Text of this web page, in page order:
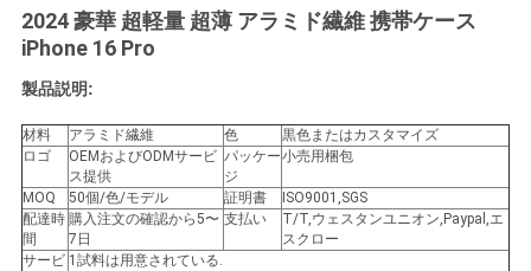
合
わ
せ
ニ
ュ
2024 豪華 超軽量 超薄 アラミド繊維 携帯ケース
iPhone 16 Pro
製品説明:
材料 アラミド繊維 色
黒色またはカスタマイズ
ロゴ
OEMおよびODMサービ
ス提供
パッケー
ジ
小売用梱包
MOQ 50個/色/モデル 証明書
ISO9001,SGS
配達時
間
購入注文の確認から5〜
7日
支払い
T/T,ウェスタンユニオン,Paypal,エ
スクロー
サービ 1試料は用意されている.